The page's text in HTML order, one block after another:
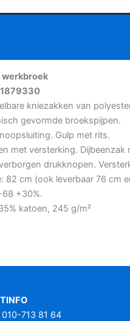
kniezakken van
gevormde broekspijpen.
Gulp met rits.
met versterking. Dijbeenzak
drukknopen.
82 cm (ook leverbaar 76 cm
+30%.
katoen, 245 g/m²
713 81 64